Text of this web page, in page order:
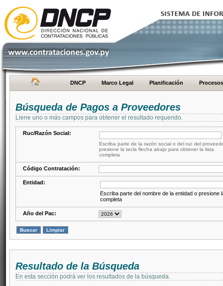
DNCP Marco Legal Planificación Procesos
Búsqueda de Pagos a Proveedores
Llene uno o más campos para obtener el resultado requerido.
Ruc/Razón Social:
Escriba parte de la razón social o del ruc del
presione la tecla flecha abajo para obtener la lista
completa
Código Contratación:
Entidad:
Escriba parte del nombre de la entidad o presione
completa
Año del Pac:
Resultado de la Búsqueda
En esta sección podrá ver los resultados de la búsqueda.